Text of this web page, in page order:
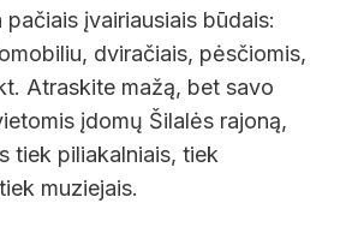
pačiais įvairiausiais būdais:
dviračiais, pėsčiomis,
Atraskite mažą, bet savo
įdomų Šilalės rajoną,
tiek piliakalniais, tiek
muziejais.